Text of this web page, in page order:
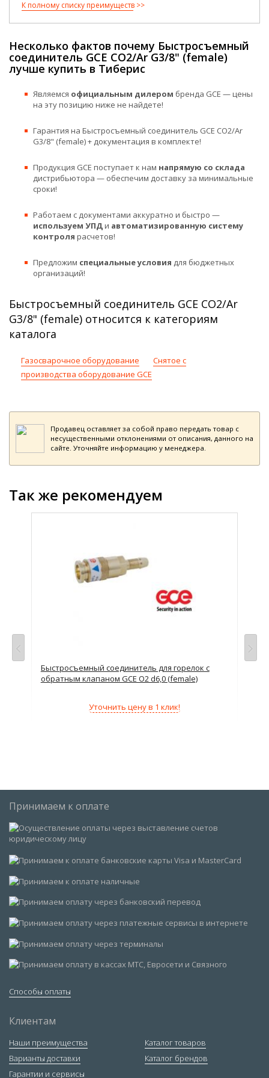
К полному списку преимуществ
Несколько фактов почему Быстросъемный
соединитель GCE CO2/Ar G3/8" (female)
лучше купить в Тиберис
Являемся официальным дилером бренда GCE — цены
на эту позицию ниже не найдете!
Гарантия на Быстросъемный соединитель GCE CO2/Ar
G3/8" (female) + документация в комплекте!
Продукция GCE поступает к нам напрямую со склада
дистрибьютора — обеспечим доставку за минимальные
сроки!
Работаем с документами аккуратно и быстро —
используем УПДи автоматизированную систему
контроля расчетов!
Предложим специальные условия для бюджетных
организаций!
Быстросъемный соединитель GCE CO2/Ar
G3/8" (female) относится к категориям
каталога
Газосварочное оборудование
Снятое с
производства оборудование GCE
Продавец оставляет за собой право передать товар с
несущественными отклонениями от описания, данного на
сайте. Уточняйте информацию у менеджера.
Так же рекомендуем
Быстросъемный соединитель для горелок с
обратным клапаном GCE O2 d6,0 (female)
Уточнить цену в 1 клик!
Принимаем к оплате
Способы оплаты
Клиентам
Наши преимущества
Варианты доставки
Гарантии и сервисы
Каталог товаров
Каталог брендов